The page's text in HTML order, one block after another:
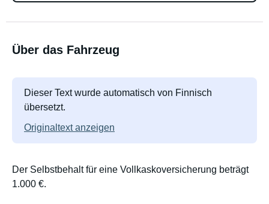
Über das Fahrzeug
Dieser Text wurde automatisch von Finnisch
übersetzt.
Originaltext anzeigen
Der Selbstbehalt für eine Vollkaskoversicherung beträgt
1.000 €.